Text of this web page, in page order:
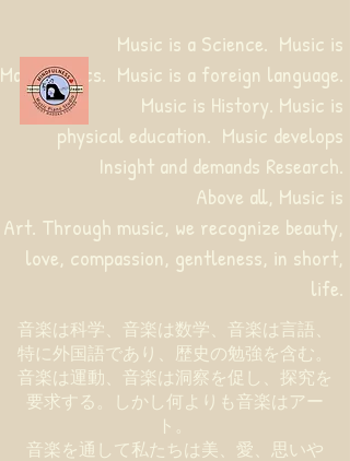
音楽は科学、音楽は数学、音楽は言語、
特に外国語であり、歴史の勉強を含む。
音楽は運動、音楽は洞察を促し、探究を
要求する。しかし何よりも音楽はアー
ト。
音楽を通して私たちは美、愛、思いや
Music is a Science. Music is
Mathematics. Music is a foreign language.
Music is History. Music is
physical education. Music develops
Insight and demands Research.
Above all, Music is
Art. Through music, we recognize beauty,
love, compassion, gentleness, in short,
life.